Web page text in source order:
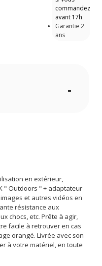
commandez
avant 17h
Garantie 2
ans
-
en extérieur,
" Outdoors " + adaptateur
et autres vidéos en
résistance aux
chocs, etc. Prête à agir,
facile à retrouver en cas
orangé. Livrée avec son
à votre matériel, en toute